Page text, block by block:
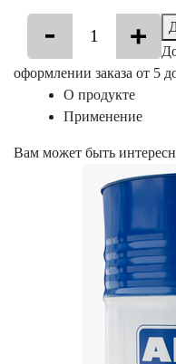
оформлении заказа от 5
О продукте
Применение
Вам может быть